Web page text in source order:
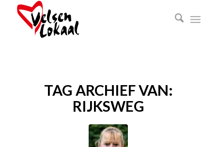
TAG ARCHIEF VAN:
RIJKSWEG